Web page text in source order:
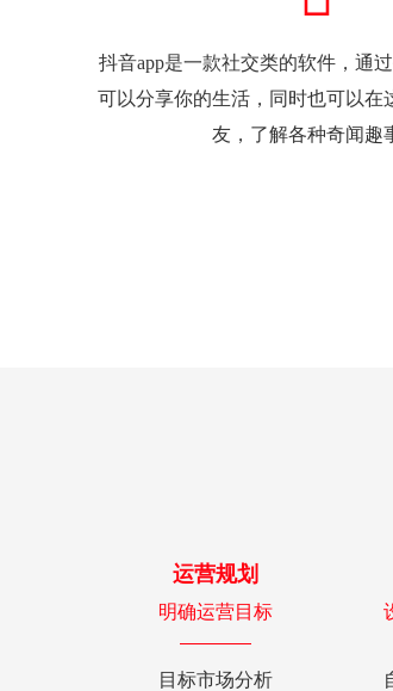
抖音app是一款社交类的软件，通
可以分享你的生活，同时也可以在
友，了解各种奇闻趣
运营规划
明确运营目标
目标市场分析